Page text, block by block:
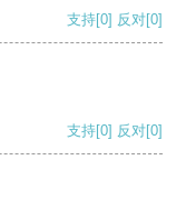
支持[0] 反对[0]
支持[0] 反对[0]